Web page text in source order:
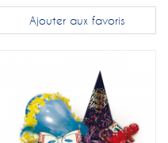
Ajouter aux favoris